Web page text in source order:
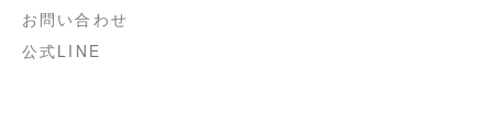
お問い合わせ
公式LINE